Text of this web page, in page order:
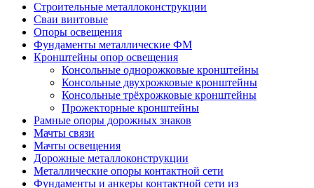
Строительные металлоконструкции
Сваи винтовые
Опоры освещения
Фундаменты металлические ФМ
Кронштейны опор освещения
Консольные однорожковые кронштейны
Консольные двухрожковые кронштейны
Консольные трёхрожковые кронштейны
Прожекторные кронштейны
Рамные опоры дорожных знаков
Мачты связи
Мачты освещения
Дорожные металлоконструкции
Металлические опоры контактной сети
Фундаменты и анкеры контактной сети из